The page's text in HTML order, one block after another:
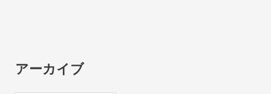
アーカイブ